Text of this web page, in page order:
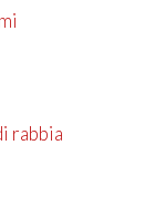
rabbia